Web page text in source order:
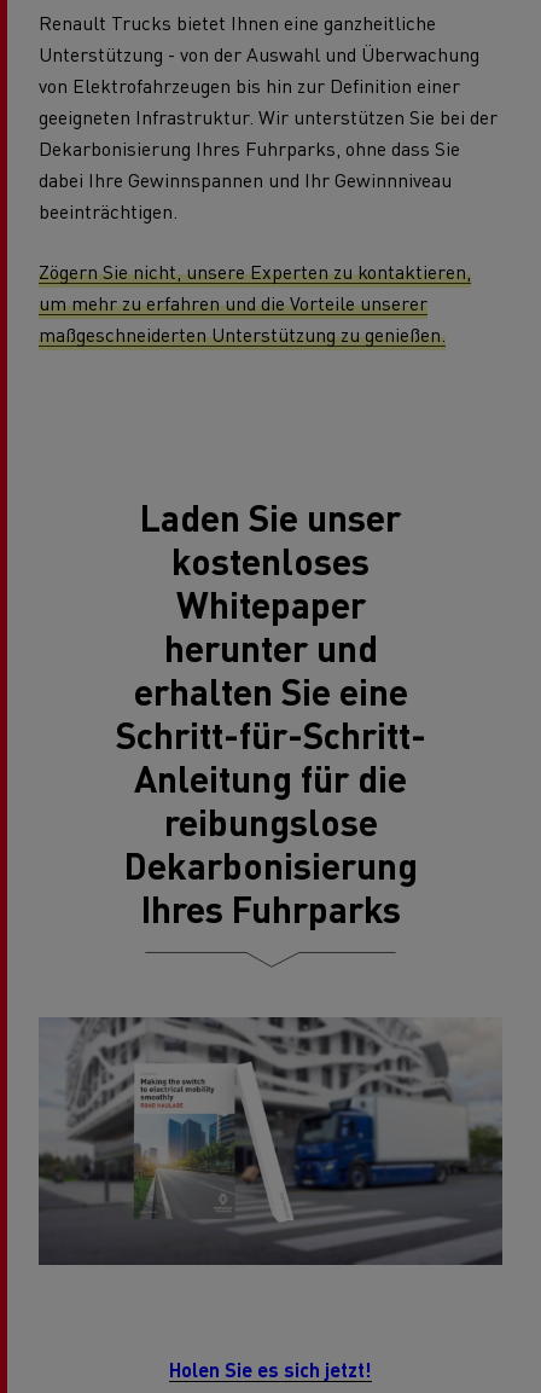
Renault Trucks bietet Ihnen eine ganzheitliche
Unterstützung - von der Auswahl und Überwachung
von Elektrofahrzeugen bis hin zur Definition einer
geeigneten Infrastruktur. Wir unterstützen Sie bei der
Dekarbonisierung Ihres Fuhrparks, ohne dass Sie
dabei Ihre Gewinnspannen und Ihr Gewinnniveau
beeinträchtigen.
Zögern Sie nicht, unsere Experten zu kontaktieren,
um mehr zu erfahren und die Vorteile unserer
maßgeschneiderten Unterstützung zu genießen.
Laden Sie unser
kostenloses
Whitepaper
herunter und
erhalten Sie eine
Schritt-für-Schritt-
Anleitung für die
reibungslose
Dekarbonisierung
Ihres Fuhrparks
Holen Sie es sich jetzt!